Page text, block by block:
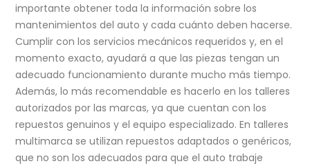
importante obtener toda la información sobre los
mantenimientos del auto y cada cuánto deben hacerse.
Cumplir con los servicios mecánicos requeridos y, en el
momento exacto, ayudará a que las piezas tengan un
adecuado funcionamiento durante mucho más tiempo.
Además, lo más recomendable es hacerlo en los talleres
autorizados por las marcas, ya que cuentan con los
repuestos genuinos y el equipo especializado. En talleres
multimarca se utilizan repuestos adaptados o genéricos,
que no son los adecuados para que el auto trabaje